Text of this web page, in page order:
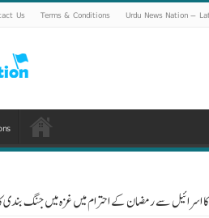
Us Terms & Conditions Urdu News Nation –
اسرائیل سے رمضان کے احترام میں غزہ میں جنگ بندی